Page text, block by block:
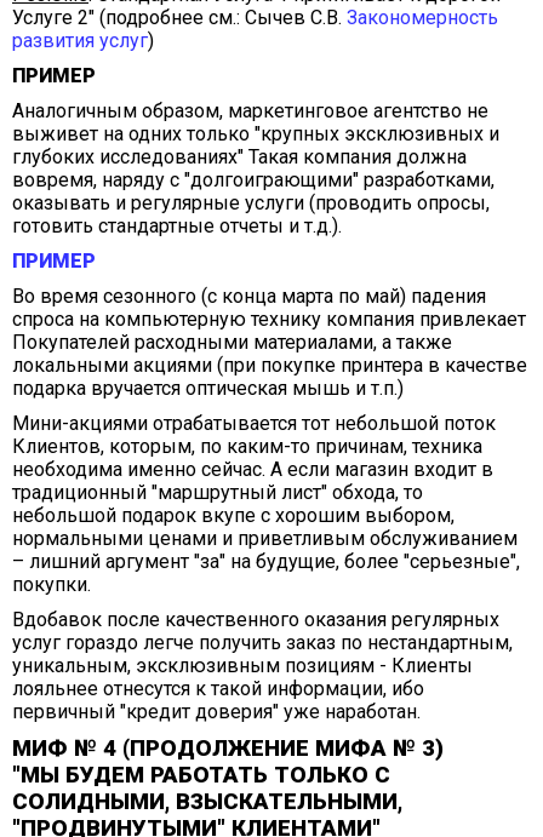
Услуге 2" (подробнее см.: Сычев С.В. Закономерность
развития услуг)
ПРИМЕР
Аналогичным образом, маркетинговое агентство не
выживет на одних только "крупных эксклюзивных и
глубоких исследованиях" Такая компания должна
вовремя, наряду с "долгоиграющими" разработками,
оказывать и регулярные услуги (проводить опросы,
готовить стандартные отчеты и т.д.).
ПРИМЕР
Во время сезонного (с конца марта по май) падения
спроса на компьютерную технику компания привлекает
Покупателей расходными материалами, а также
локальными акциями (при покупке принтера в качестве
подарка вручается оптическая мышь и т.п.)
Мини-акциями отрабатывается тот небольшой поток
Клиентов, которым, по каким-то причинам, техника
необходима именно сейчас. А если магазин входит в
традиционный "маршрутный лист" обхода, то
небольшой подарок вкупе с хорошим выбором,
нормальными ценами и приветливым обслуживанием
– лишний аргумент "за" на будущие, более "серьезные",
покупки.
Вдобавок после качественного оказания регулярных
услуг гораздо легче получить заказ по нестандартным,
уникальным, эксклюзивным позициям - Клиенты
лояльнее отнесутся к такой информации, ибо
первичный "кредит доверия" уже наработан.
МИФ № 4 (ПРОДОЛЖЕНИЕ МИФА № 3)
"МЫ БУДЕМ РАБОТАТЬ ТОЛЬКО С
СОЛИДНЫМИ, ВЗЫСКАТЕЛЬНЫМИ,
"ПРОДВИНУТЫМИ" КЛИЕНТАМИ"